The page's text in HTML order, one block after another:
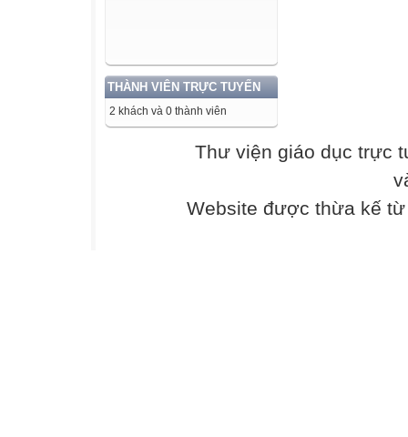
THÀNH VIÊN TRỰC TUYẾN
2 khách và 0 thành viên
Thư viện giáo dục trực
Website được thừa kế